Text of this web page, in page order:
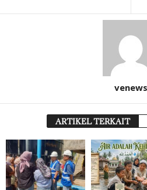
venews
ARTIKEL TERKAIT